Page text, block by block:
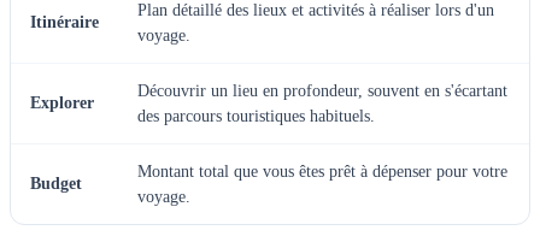
Itinéraire
Plan détaillé des lieux et activités à réaliser lors d'un
voyage.
Explorer
Découvrir un lieu en profondeur, souvent en s'écartant
des parcours touristiques habituels.
Budget
Montant total que vous êtes prêt à dépenser pour votre
voyage.